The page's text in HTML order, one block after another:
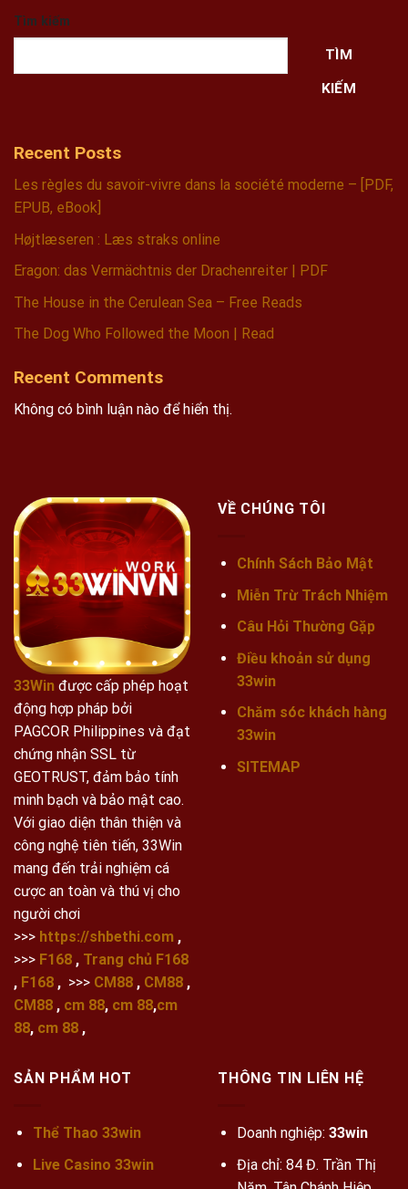
Tìm kiếm
TÌM
KIẾM
Recent Posts
Les règles du savoir-vivre dans la société moderne – [PDF,
EPUB, eBook]
Højtlæseren : Læs straks online
Eragon: das Vermächtnis der Drachenreiter | PDF
The House in the Cerulean Sea – Free Reads
The Dog Who Followed the Moon | Read
Recent Comments
Không có bình luận nào để hiển thị.
33Win được cấp phép hoạt
động hợp pháp bởi
PAGCOR Philippines và đạt
chứng nhận SSL từ
GEOTRUST, đảm bảo tính
minh bạch và bảo mật cao.
Với giao diện thân thiện và
công nghệ tiên tiến, 33Win
mang đến trải nghiệm cá
cược an toàn và thú vị cho
người chơi
>>> https://shbethi.com ,
>>> F168 , Trang chủ F168
, F168 , >>> CM88 , CM88 ,
CM88 , cm 88, cm 88,cm
88, cm 88 ,
VỀ CHÚNG TÔI
Chính Sách Bảo Mật
Miễn Trừ Trách Nhiệm
Câu Hỏi Thường Gặp
Điều khoản sử dụng
33win
Chăm sóc khách hàng
33win
SITEMAP
SẢN PHẨM HOT
Thể Thao 33win
Live Casino 33win
THÔNG TIN LIÊN HỆ
Doanh nghiệp: 33win
Địa chỉ: 84 Đ. Trần Thị